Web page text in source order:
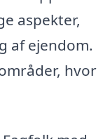
aspekter,
af ejendom.
hvor